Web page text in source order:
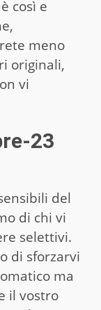
così e
meno
originali,
vi
23
del
di chi vi
selettivi.
di sforzarvi
ma
il vostro